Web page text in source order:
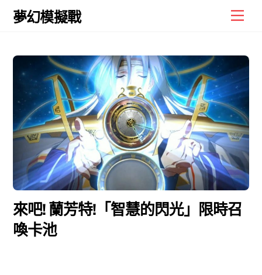
Skip
夢幻模擬戰
來吧! 蘭芳特!「智慧的閃光」限時召
喚卡池